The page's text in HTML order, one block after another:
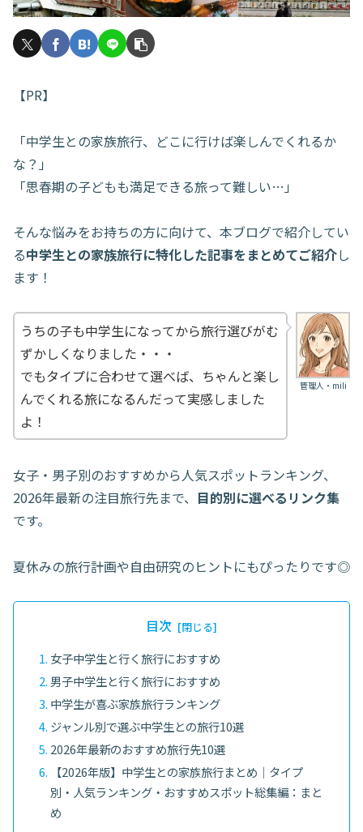
【PR】
「中学生との家族旅行、どこに行けば楽しんでくれるか
な？」
「思春期の子どもも満足できる旅って難しい…」
そんな悩みをお持ちの方に向けて、本ブログで紹介してい
る中学生との家族旅行に特化した記事をまとめてご紹介し
ます！
管理人・mili
うちの子も中学生になってから旅行選びがむ
ずかしくなりました・・・
でもタイプに合わせて選べば、ちゃんと楽し
んでくれる旅になるんだって実感しました
よ！
女子・男子別のおすすめから人気スポットランキング、
2026年最新の注目旅行先まで、 目的別に選べるリンク集
です。
夏休みの旅行計画や自由研究のヒントにもぴったりです◎
目次
女子中学生と行く旅行におすすめ
男子中学生と行く旅行におすすめ
中学生が喜ぶ家族旅行ランキング
ジャンル別で選ぶ中学生との旅行10選
2026年最新のおすすめ旅行先10選
【2026年版】中学生との家族旅行まとめ｜タイプ
別・人気ランキング・おすすめスポット総集編：まと
め